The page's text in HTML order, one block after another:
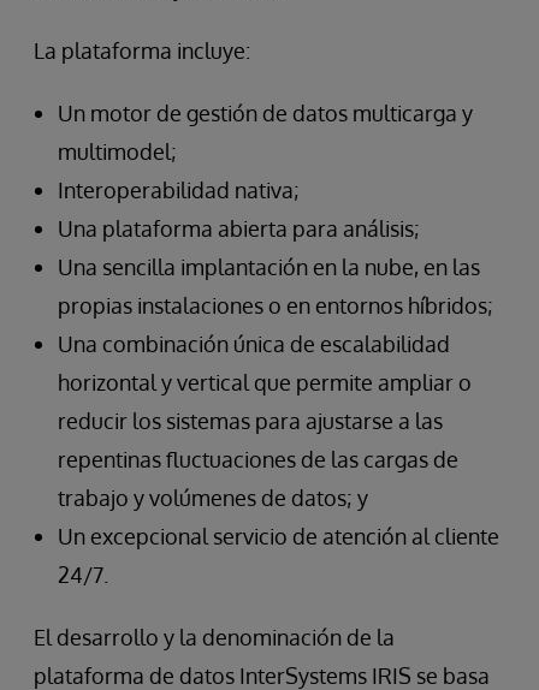
La plataforma incluye:
Un motor de gestión de datos multicarga y
multimodel;
Interoperabilidad nativa;
Una plataforma abierta para análisis;
Una sencilla implantación en la nube, en las
propias instalaciones o en entornos híbridos;
Una combinación única de escalabilidad
horizontal y vertical que permite ampliar o
reducir los sistemas para ajustarse a las
repentinas fluctuaciones de las cargas de
trabajo y volúmenes de datos; y
Un excepcional servicio de atención al cliente
24/7.
El desarrollo y la denominación de la
plataforma de datos InterSystems IRIS se basa